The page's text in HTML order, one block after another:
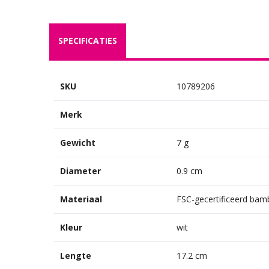
SPECIFICATIES
SKU 10789206
Merk
Gewicht 7 g
Diameter 0.9 cm
Materiaal FSC-gecertificeerd
Kleur wit
Lengte 17.2 cm